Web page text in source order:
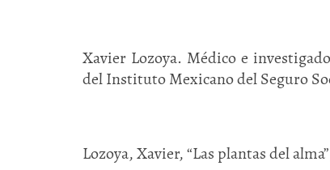
Xavier Lozoya. Médico e
del Instituto Mexicano del Seguro
Lozoya, Xavier, “Las plantas del